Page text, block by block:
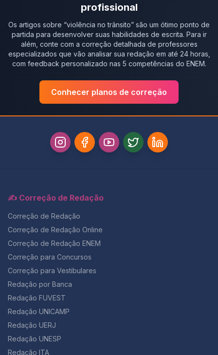
profissional
Os artigos sobre “violência no trânsito” são um ótimo ponto de
partida para desenvolver suas habilidades de escrita. Para ir
além, conte com a correção detalhada de professores
especializados que vão analisar sua redação em até 24 horas,
com feedback personalizado nas 5 competências do ENEM.
Conhecer planos de correção
✍️ Correção de Redação
Correção de Redação
Correção de Redação Online
Correção de Redação ENEM
Correção para Concursos
Correção para Vestibulares
Redação por Banca
Redação FUVEST
Redação UNICAMP
Redação UERJ
Redação UNESP
Redação ITA